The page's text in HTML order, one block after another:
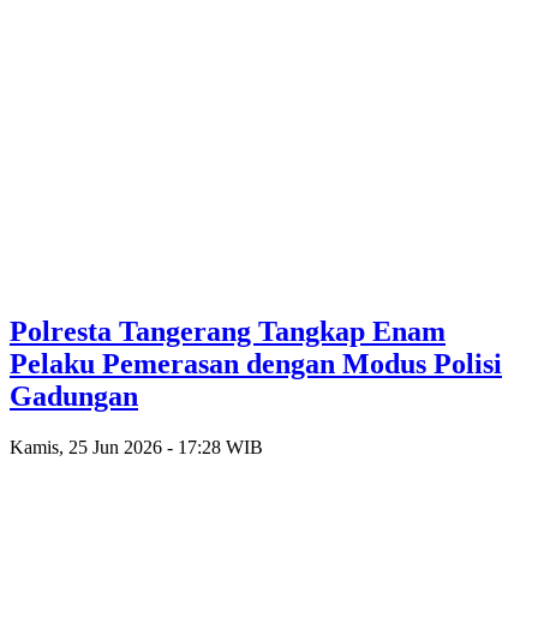
Polresta Tangerang Tangkap Enam
Pelaku Pemerasan dengan Modus Polisi
Gadungan
Kamis, 25 Jun 2026 - 17:28 WIB